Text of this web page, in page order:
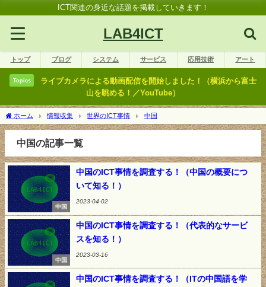
ICT関連の身近な話題を掲載していきます！
LAB4ICT
トップ ブログ システム サービス 応用技術 アート
Topics
ライブカメラによる動画配信を開始しました！（横浜から富士
山を眺める！／YouTube）
ホーム 情報収集 世界のICT事情 中国
中国の記事一覧
中国
中国のICT事情を調査する！（中国の概要につ
いて知る！）
2023-04-02
中国
中国のICT事情を調査する！（代表的なサービ
スを知る！）
2023-03-16
中国のICT事情を調査する！（ITの中国語を学